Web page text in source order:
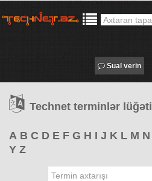
Sual verin
Technet terminlər lüğəti
A B C D E F G H I J K L M N
Y Z